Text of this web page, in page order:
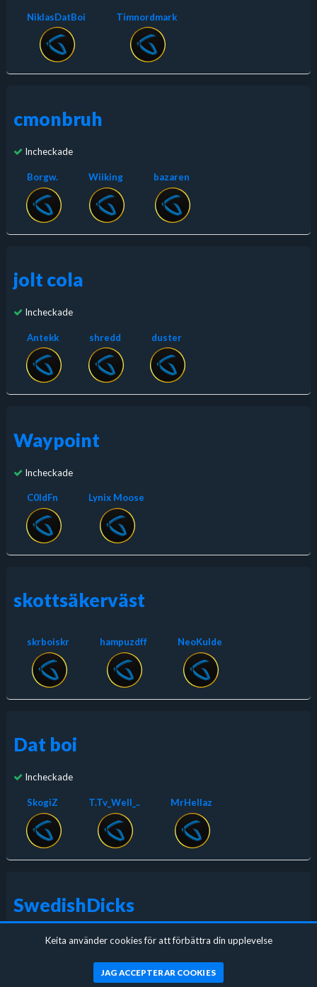
NiklasDatBoi Timnordmark
cmonbruh
Incheckade
Borgw. Wiiking bazaren
jolt cola
Incheckade
Antekk shredd duster
Waypoint
Incheckade
C0ldFn Lynix Moose
skottsäkerväst
skrboiskr hampuzdff NeoKulde
Dat boi
Incheckade
SkogiZ T.Tv_Well_.. MrHellaz
SwedishDicks
Incheckade
Keita använder cookies för att förbättra din upplevelse
JAG ACCEPTERAR COOKIES